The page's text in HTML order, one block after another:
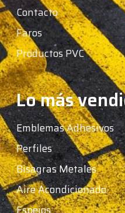
Contacto
Faros
Productos PVC
Lo más
Emblemas Adhesivos
Perfiles
Bisagras Metales
Aire Acondicionado